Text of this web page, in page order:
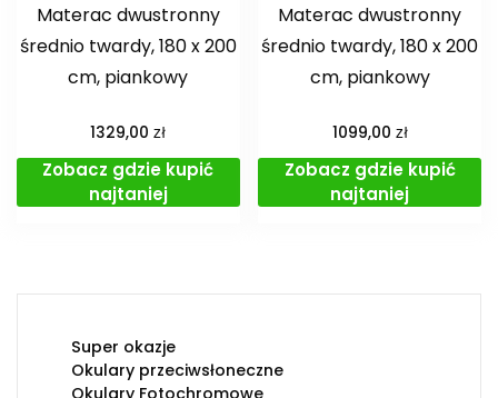
Materac dwustronny
średnio twardy, 180 x 200
cm, piankowy
1329,00zł
Zobacz gdzie kupić
najtaniej
Materac dwustronny
średnio twardy, 180 x 200
cm, piankowy
1099,00 zł
Zobacz gdzie kupić
najtaniej
Super okazje
Okulary przeciwsłoneczne